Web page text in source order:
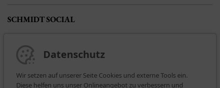
SCHMIDT SOCIAL
Datenschutz
Wir setzen auf unserer Seite Cookies und externe Tools ein.
Diese helfen uns unser Onlineangebot zu verbessern und